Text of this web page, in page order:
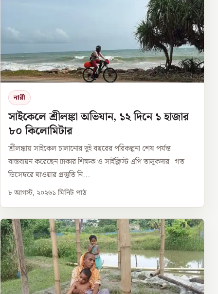
নারী
সাইকেলে শ্রীলঙ্কা অভিযান, ১২ দিনে ১ হাজার
৮০ কিলোমিটার
শ্রীলঙ্কায় সাইকেল চালানোর দুই বছরের পরিকল্পনা শেষ পর্যন্ত
বাস্তবায়ন করেছেন ঢাকার শিক্ষক ও সাইক্লিস্ট এপি তালুকদার। গত
ডিসেম্বরে যাওয়ার প্রস্তুতি নি...
৮ আগস্ট, ২০২৬১ মিনিট পাঠ